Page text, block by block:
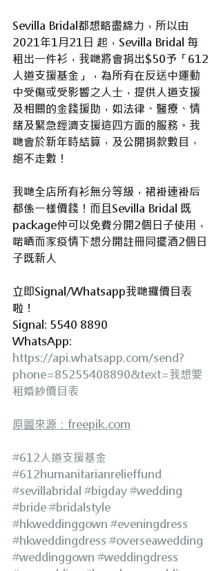
Sevilla Bridal都想略盡綿力，所以由
2021年1月21日 起，Sevilla Bridal 每
租出一件衫，我哋將會捐出$50予「612
人道支援基金」，為所有在反送中運動
中受傷或受影響之人士，提供人道支援
及相關的金錢援助，如法律、醫療、情
緒及緊急經濟支援這四方面的服務。我
哋會於新年時結算，及公開捐款數目，
絕不走數！
我哋全店所有衫無分等級，裙褂連褂后
都係一樣價錢！而且Sevilla Bridal 既
package仲可以免費分開2個日子使用，
啱晒而家疫情下想分開註冊同擺酒2個日
子既新人
立即Signal/Whatsapp我哋攞價目表
啦！
Signal: 5540 8890
WhatsApp:
https://api.whatsapp.com/send?
phone=85255408890&text=我想要
租婚紗價目表
原圖來源：freepik.com
#612人道支援基金
#612humanitarianrelieffund
#sevillabridal #bigday#wedding
#bride#bridalstyle
#hkweddinggown #eveningdress
#hkweddingdress #overseawedding
#weddinggown #weddingdress